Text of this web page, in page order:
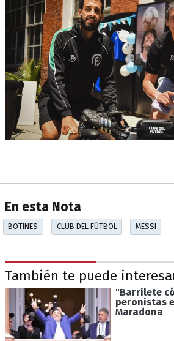
En esta Nota
BOTINES CLUB DEL FÚTBOL MESSI
También te puede
"Barrilete
peronistas
Maradona